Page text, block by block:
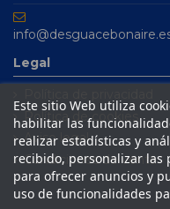
Legal
Política de cookies
Aviso legal
Condiciones de venta
Este sitio Web utiliza
habilitar las
realizar estadísticas y
recibido, personalizar las
para ofrecer anuncios y
uso de funcionalidades